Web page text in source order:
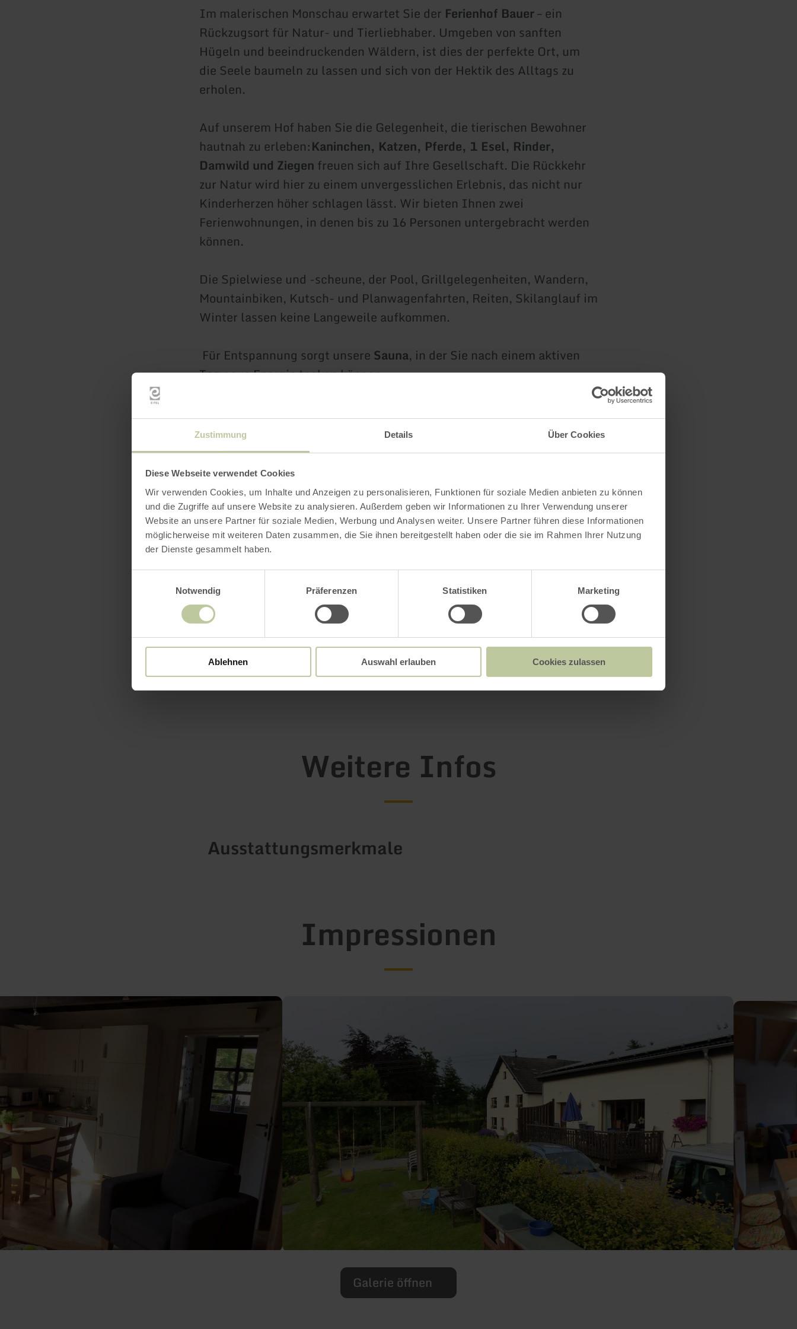
Zustimmung Details Über Cookies
Diese Webseite verwendet Cookies
Wir verwenden Cookies, um Inhalte und Anzeigen zu personalisieren, Funktionen für soziale Medien anbieten zu können
und die Zugriffe auf unsere Website zu analysieren. Außerdem geben wir Informationen zu Ihrer Verwendung unserer
Website an unsere Partner für soziale Medien, Werbung und Analysen weiter. Unsere Partner führen diese Informationen
möglicherweise mit weiteren Daten zusammen, die Sie ihnen bereitgestellt haben oder die sie im Rahmen Ihrer Nutzung
der Dienste gesammelt haben.
Notwendig
Präferenzen Statistiken Marketing
Ablehnen Auswahl erlauben Cookies zulassen
Im malerischen Monschau erwartet Sie der Ferienhof Bauer– ein
Rückzugsort für Natur- und Tierliebhaber. Umgeben von sanften
Hügeln und beeindruckenden Wäldern, ist dies der perfekte Ort, um
die Seele baumeln zu lassen und sich von der Hektik des Alltags zu
erholen.
Auf unserem Hof haben Sie die Gelegenheit, die tierischen Bewohner
hautnah zu erleben:Kaninchen, Katzen, Pferde, 1 Esel, Rinder,
Damwild und Ziegen freuen sich auf Ihre Gesellschaft. Die Rückkehr
zur Natur wird hier zu einem unvergesslichen Erlebnis, das nicht nur
Kinderherzen höher schlagen lässt. Wir bieten Ihnen zwei
Ferienwohnungen, in denen bis zu 16 Personen untergebracht werden
können.
Die Spielwiese und -scheune, der Pool, Grillgelegenheiten, Wandern,
Mountainbiken, Kutsch- und Planwagenfahrten, Reiten, Skilanglauf im
Winter lassen keine Langeweile aufkommen.
Für Entspannung sorgt unsere Sauna, in der Sie nach einem aktiven
Tag neue Energie tanken können.
Gassen und historischen Gebäuden.
Warum Ferienhof Bauer wählen?
Direkter Kontakt zu Tieren und Natur
Gemütliche Sauna für entspannende Stunden
Lassen Sie sich von der malerischen Umgebung und der herzlichen
Atmosphäre des
Ferienhof Bauer
verzaubern und genießen Sie
unvergessliche Momente in der Eifel!
mehr erfahren
Weitere Infos
Ausstattungsmerkmale
Impressionen
Galerie öffnen